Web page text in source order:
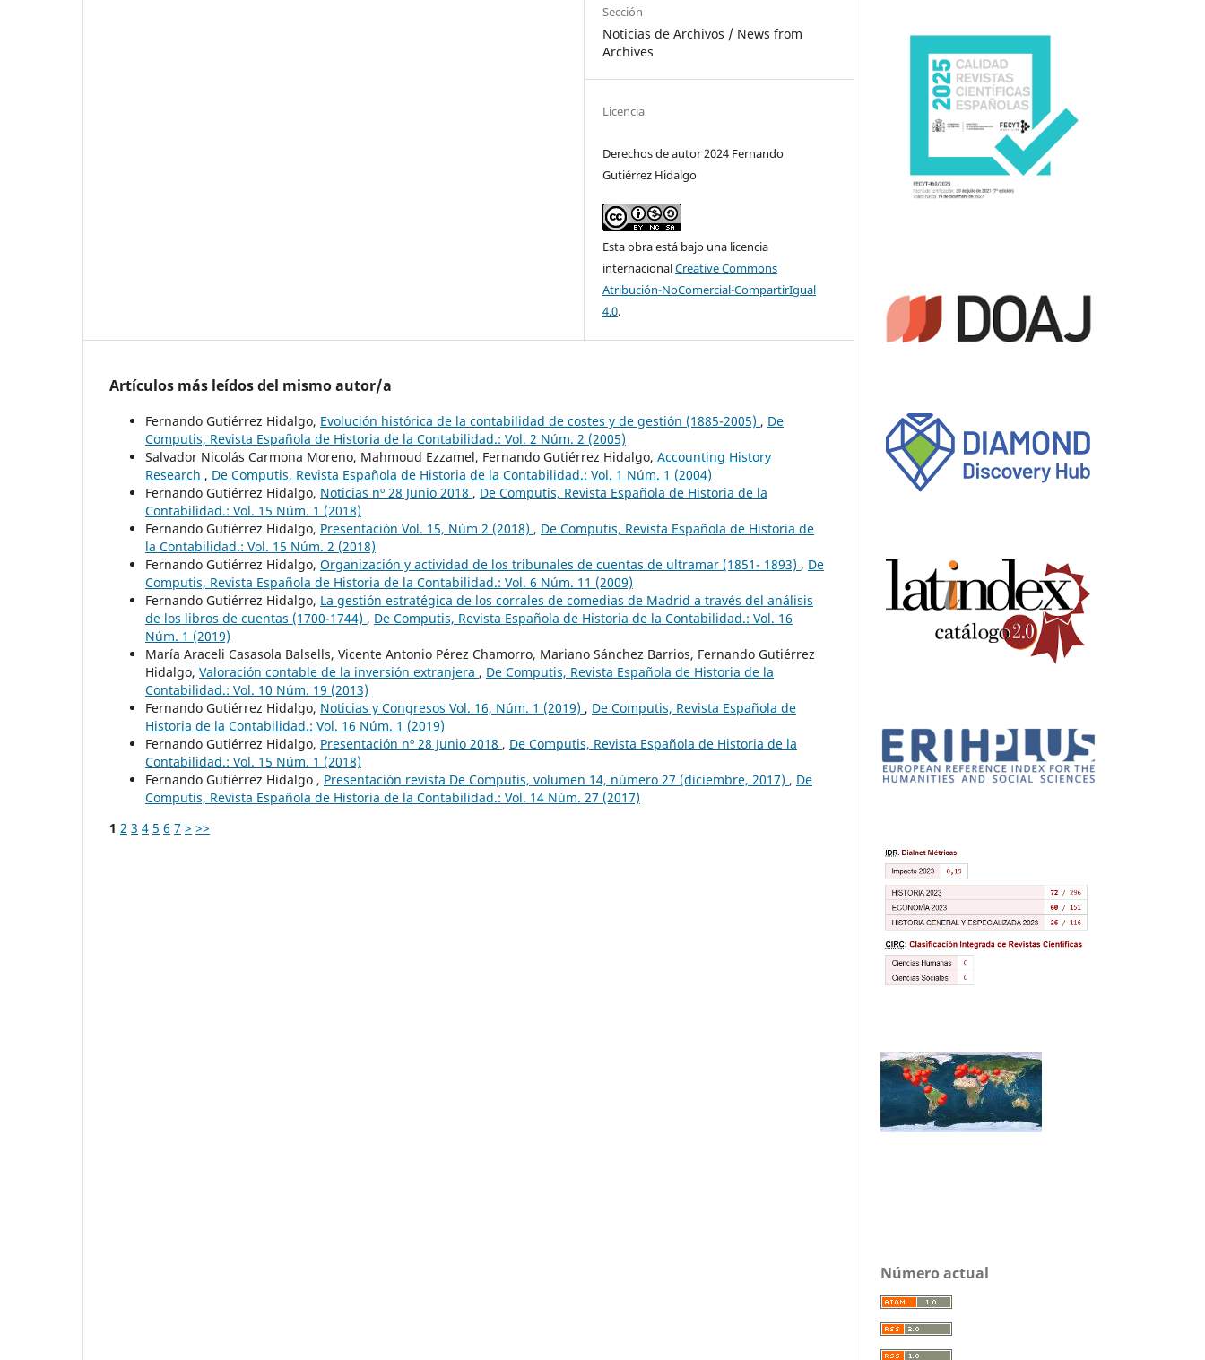
Sección
Noticias de Archivos / News from
Archives
Licencia
Derechos de autor 2024 Fernando
Gutiérrez Hidalgo
Esta obra está bajo una licencia
internacionalCreative Commons
Atribución-NoComercial-CompartirIgual
4.0.
Artículos más leídos del mismo autor/a
Fernando Gutiérrez Hidalgo, Evolución histórica de la contabilidad de costes y de gestión (1885-2005) , De
Computis, Revista Española de Historia de la Contabilidad.: Vol. 2 Núm. 2 (2005)
Salvador Nicolás Carmona Moreno, Mahmoud Ezzamel, Fernando Gutiérrez Hidalgo, Accounting History
Research , De Computis, Revista Española de Historia de la Contabilidad.: Vol. 1 Núm. 1 (2004)
Fernando Gutiérrez Hidalgo, Noticias nº 28 Junio 2018 , De Computis, Revista Española de Historia de la
Contabilidad.: Vol. 15 Núm. 1 (2018)
Fernando Gutiérrez Hidalgo, Presentación Vol. 15, Núm 2 (2018) , De Computis, Revista Española de Historia de
la Contabilidad.: Vol. 15 Núm. 2 (2018)
Fernando Gutiérrez Hidalgo, Organización y actividad de los tribunales de cuentas de ultramar (1851- 1893) , De
Computis, Revista Española de Historia de la Contabilidad.: Vol. 6 Núm. 11 (2009)
Fernando Gutiérrez Hidalgo, La gestión estratégica de los corrales de comedias de Madrid a través del análisis
de los libros de cuentas (1700-1744) , De Computis, Revista Española de Historia de la Contabilidad.: Vol. 16
Núm. 1 (2019)
María Araceli Casasola Balsells, Vicente Antonio Pérez Chamorro, Mariano Sánchez Barrios, Fernando Gutiérrez
Hidalgo, Valoración contable de la inversión extranjera , De Computis, Revista Española de Historia de la
Contabilidad.: Vol. 10 Núm. 19 (2013)
Fernando Gutiérrez Hidalgo, Noticias y Congresos Vol. 16, Núm. 1 (2019) , De Computis, Revista Española de
Historia de la Contabilidad.: Vol. 16 Núm. 1 (2019)
Fernando Gutiérrez Hidalgo, Presentación nº 28 Junio 2018 , De Computis, Revista Española de Historia de la
Contabilidad.: Vol. 15 Núm. 1 (2018)
Fernando Gutiérrez Hidalgo , Presentación revista De Computis, volumen 14, número 27 (diciembre, 2017) , De
Computis, Revista Española de Historia de la Contabilidad.: Vol. 14 Núm. 27 (2017)
1 2 3 4 5 6 7 > >>
Número actual